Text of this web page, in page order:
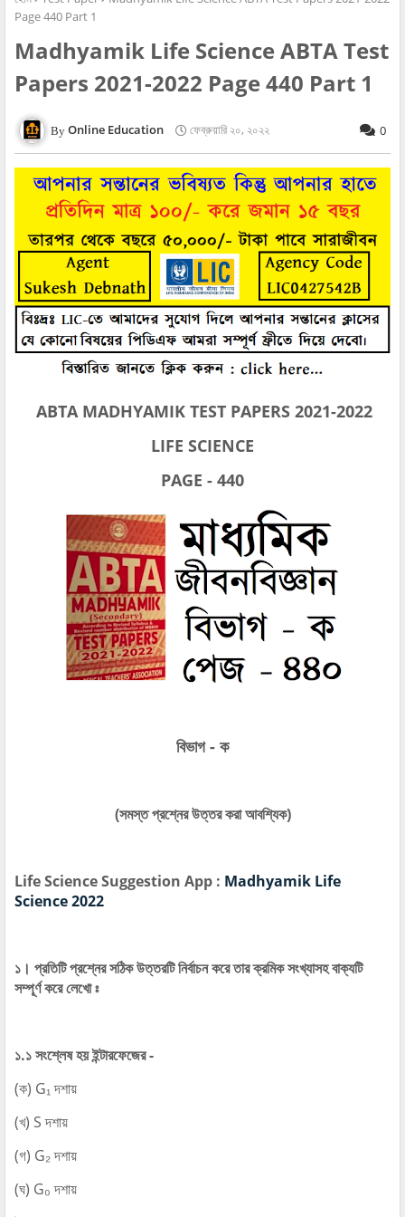
Page 440 Part 1
Madhyamik Life Science ABTA Test
Papers 2021-2022 Page 440 Part 1
Online Education ফেব্রুয়ারি ২০, ২০২২ 0
ABTA MADHYAMIK TEST PAPERS 2021-2022
LIFE SCIENCE
PAGE - 440
বিভাগ - ক
(সমস্ত প্রশ্নের উত্তর করা আবশ্যিক)
Life Science Suggestion App : Madhyamik Life
Science 2022
১। প্রতিটি প্রশ্নের সঠিক উত্তরটি নির্বাচন করে তার ক্রমিক সংখ্যাসহ বাক্যটি
সম্পূর্ণ করে লেখো ঃ
১.১ সংশ্লেষ হয় ইন্টারফেজের -
(ক) G₁ দশায়
(খ) S দশায়
(গ) G₂ দশায়
(ঘ) G₀ দশায়